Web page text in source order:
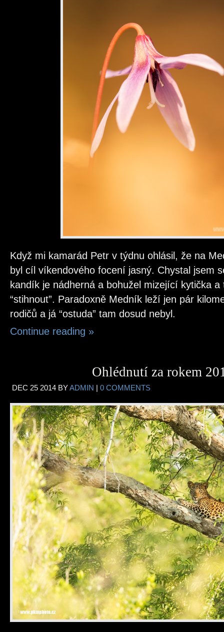
Když mi kamarád Petr v týdnu ohlásil, že na
byl cíl víkendového focení jasný. Chystal jsem
kandík je nádherná a bohužel mizející kytička
“stihnout”. Paradoxně Medník leží jen pár
rodičů a já “ostuda” tam dosud nebyl.
Continue reading »
Ohlédnutí za rokem
DEC 25 2014 BYADMIN | 0 COMMENTS